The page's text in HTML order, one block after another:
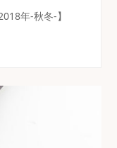
年-秋冬-】